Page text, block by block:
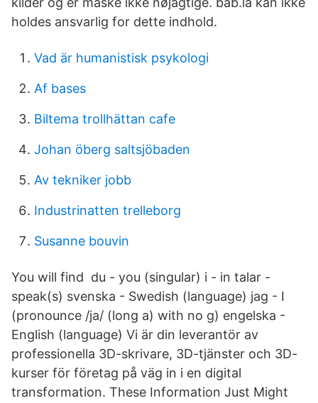
holdes ansvarlig for dette indhold.
Vad är humanistisk psykologi
Af bases
Biltema trollhättan cafe
Johan öberg saltsjöbaden
Av tekniker jobb
Industrinatten trelleborg
Susanne bouvin
You will find du - you (singular) i - in talar -
speak(s) svenska - Swedish (language) jag - I
(pronounce /ja/ (long a) with no g) engelska -
English (language) Vi är din leverantör av
professionella 3D-skrivare, 3D-tjänster och 3D-
kurser för företag på väg in i en digital
transformation. These Information Just Might